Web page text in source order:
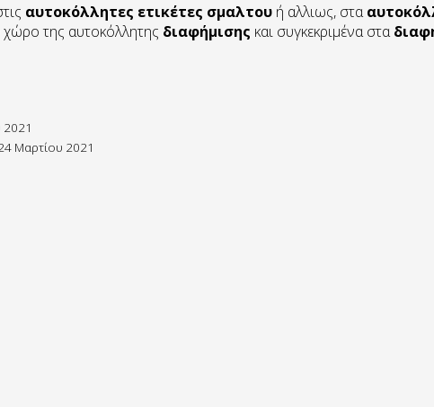
αυτοκόλλητες ετικέτες σμαλτου ή αλλιως, στα
της αυτοκόλλητης διαφήμισης και συγκεκριμένα στα
Μαρτίου 2021